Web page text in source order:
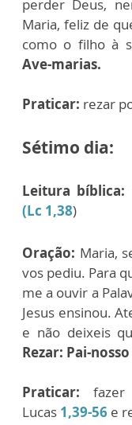
perder Deus,
Maria, feliz de
como o filho à
Ave-marias.
Praticar: rezar
Sétimo dia:
Leitura bíblica:
(Lc 1,38)
Oração: Maria,
vos pediu. Para
me a ouvir a
Jesus ensinou.
e não deixeis
Rezar: Pai-
Praticar: fazer
Lucas 1,39-56 e